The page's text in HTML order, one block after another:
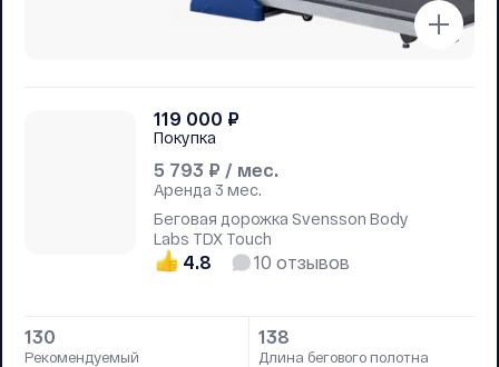
5 793 ₽ / мес.
Аренда 3 мес.
119 000 ₽
Покупка
Беговая дорожка Svensson Body
Labs TDX Touch
4.8 10 отзывов
130
Рекомендуемый
138
Длина бегового полотна